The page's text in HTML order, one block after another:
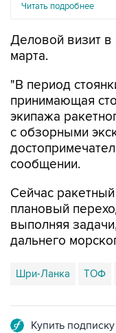
Читать подробнее
Деловой визит в
марта.
"В период
принимающая
экипажа
с обзорными
сообщении.
Сейчас
плановый
выполняя
дальнего
Шри-Ланка ТОФ
Купить